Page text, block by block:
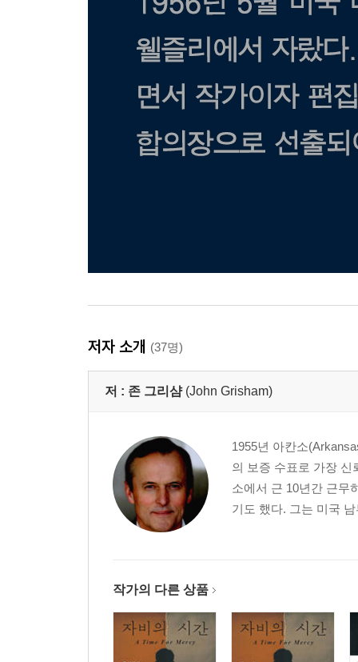
저자 소개 (37명)
저 : 존 그리샴 (John Grisham)
1955년 아칸소
의 보증 수표로 가장 신
소에서 근 10년간 근무
기도 했다. 그는 미국
작가의 다른 상품